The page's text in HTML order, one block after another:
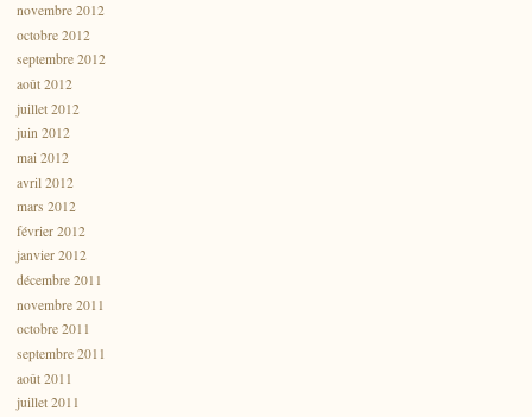
novembre 2012
octobre 2012
septembre 2012
août 2012
juillet 2012
juin 2012
mai 2012
avril 2012
mars 2012
février 2012
janvier 2012
décembre 2011
novembre 2011
octobre 2011
septembre 2011
août 2011
juillet 2011